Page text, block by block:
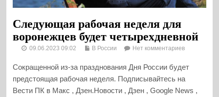
Следующая рабочая неделя для
воронежцев будет четырехдневной
09.06.2023 09:02 В России Нет комментариев
Сокращенной из-за празднования Дня России будет
предстоящая рабочая неделя. Подписывайтесь на
Вести ПК в Макс , Дзен.Новости , Дзен , Google News ,